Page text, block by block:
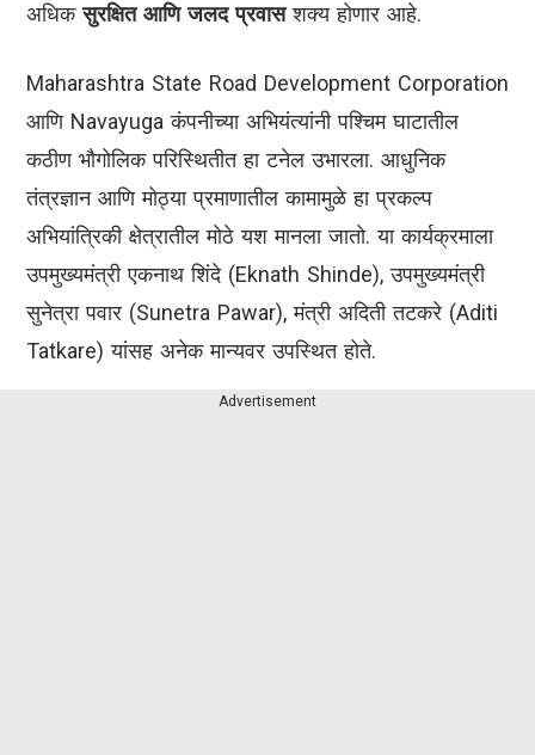
अधिकसुरक्षित आणि जलद प्रवासशक्य होणार आहे.
Maharashtra State Road Development Corporation
आणि Navayuga कंपनीच्या अभियंत्यांनी पश्चिम घाटातील
कठीण भौगोलिक परिस्थितीत हा टनेल उभारला. आधुनिक
तंत्रज्ञान आणि मोठ्या प्रमाणातील कामामुळे हा प्रकल्प
अभियांत्रिकी क्षेत्रातील मोठे यश मानला जातो. या कार्यक्रमाला
उपमुख्यमंत्री एकनाथ शिंदे (Eknath Shinde), उपमुख्यमंत्री
सुनेत्रा पवार (Sunetra Pawar), मंत्री अदिती तटकरे (Aditi
Tatkare) यांसह अनेक मान्यवर उपस्थित होते.
Advertisement